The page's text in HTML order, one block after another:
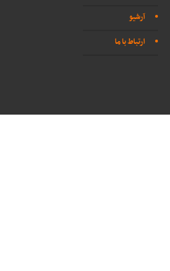
آرشیو
ارتباط با ما